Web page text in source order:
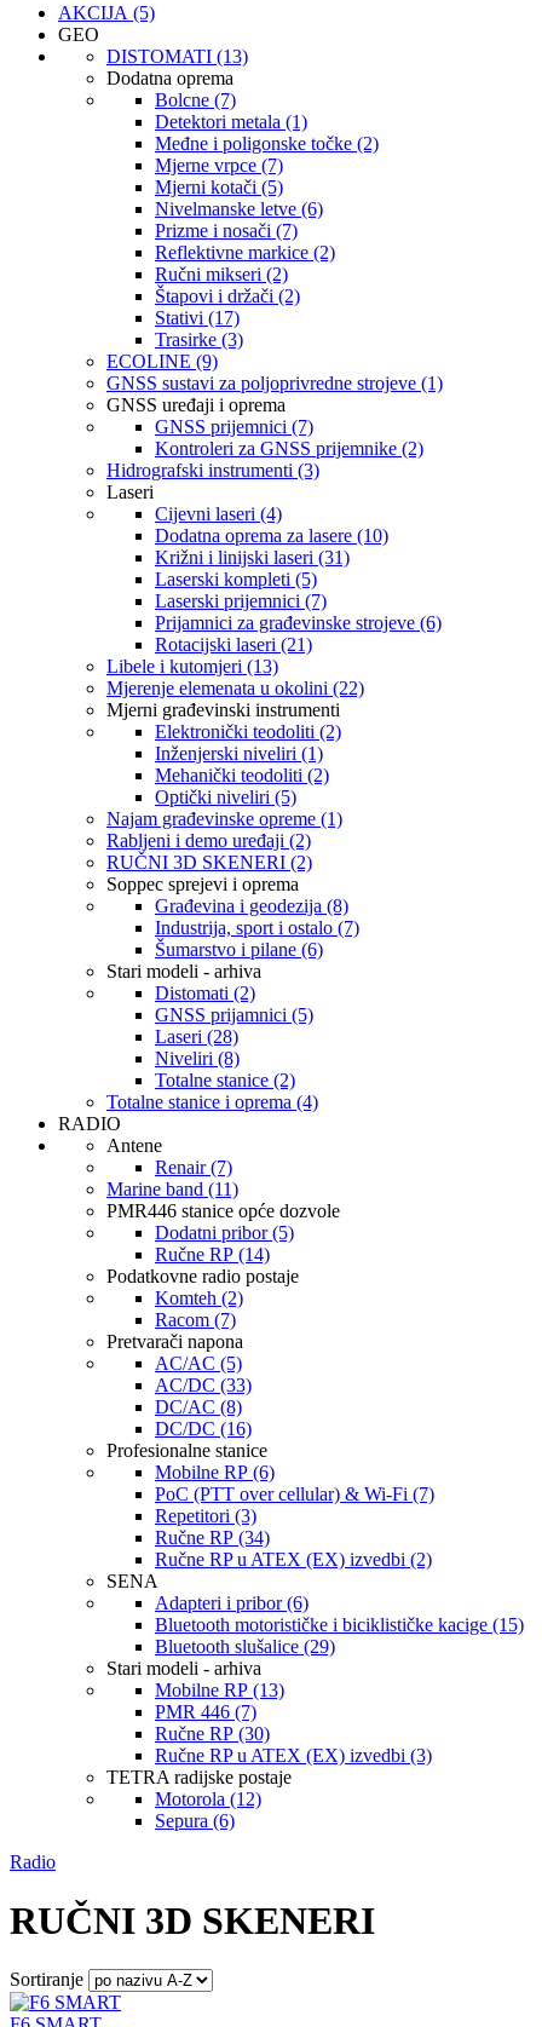
AKCIJA (5)
GEO
DISTOMATI (13)
Dodatna oprema
Bolcne (7)
Detektori metala (1)
Međne i poligonske točke (2)
Mjerne vrpce (7)
Mjerni kotači (5)
Nivelmanske letve (6)
Prizme i nosači (7)
Reflektivne markice (2)
Ručni mikseri (2)
Štapovi i držači (2)
Stativi (17)
Trasirke (3)
ECOLINE (9)
GNSS sustavi za poljoprivredne strojeve (1)
GNSS uređaji i oprema
GNSS prijemnici (7)
Kontroleri za GNSS prijemnike (2)
Hidrografski instrumenti (3)
Laseri
Cijevni laseri (4)
Dodatna oprema za lasere (10)
Križni i linijski laseri (31)
Laserski kompleti (5)
Laserski prijemnici (7)
Prijamnici za građevinske strojeve (6)
Rotacijski laseri (21)
Libele i kutomjeri (13)
Mjerenje elemenata u okolini (22)
Mjerni građevinski instrumenti
Elektronički teodoliti (2)
Inženjerski niveliri (1)
Mehanički teodoliti (2)
Optički niveliri (5)
Najam građevinske opreme (1)
Rabljeni i demo uređaji (2)
RUČNI 3D SKENERI (2)
Soppec sprejevi i oprema
Građevina i geodezija (8)
Industrija, sport i ostalo (7)
Šumarstvo i pilane (6)
Stari modeli - arhiva
Distomati (2)
GNSS prijamnici (5)
Laseri (28)
Niveliri (8)
Totalne stanice (2)
Totalne stanice i oprema (4)
RADIO
Antene
Renair (7)
Marine band (11)
PMR446 stanice opće dozvole
Dodatni pribor (5)
Ručne RP (14)
Podatkovne radio postaje
Komteh (2)
Racom (7)
Pretvarači napona
AC/AC (5)
AC/DC (33)
DC/AC (8)
DC/DC (16)
Profesionalne stanice
Mobilne RP (6)
PoC (PTT over cellular) & Wi-Fi (7)
Repetitori (3)
Ručne RP (34)
Ručne RP u ATEX (EX) izvedbi (2)
SENA
Adapteri i pribor (6)
Bluetooth motorističke i biciklističke kacige (15)
Bluetooth slušalice (29)
Stari modeli - arhiva
Mobilne RP (13)
PMR 446 (7)
Ručne RP (30)
Ručne RP u ATEX (EX) izvedbi (3)
TETRA radijske postaje
Motorola (12)
Sepura (6)
Radio
RUČNI 3D SKENERI
Sortiranje